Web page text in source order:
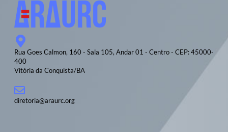
Rua Goes Calmon, 160 - Sala 105, Andar 01 - Centro - CEP: 45000-
400
Vitória da Conquista/BA
diretoria@araurc.org